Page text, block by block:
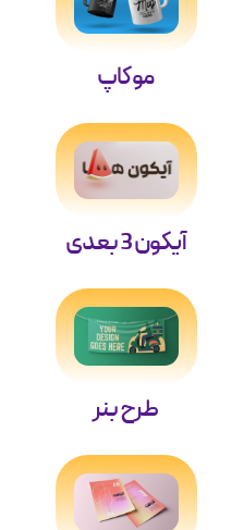
موکاپ
آیکون 3 بعدی
طرح بنر